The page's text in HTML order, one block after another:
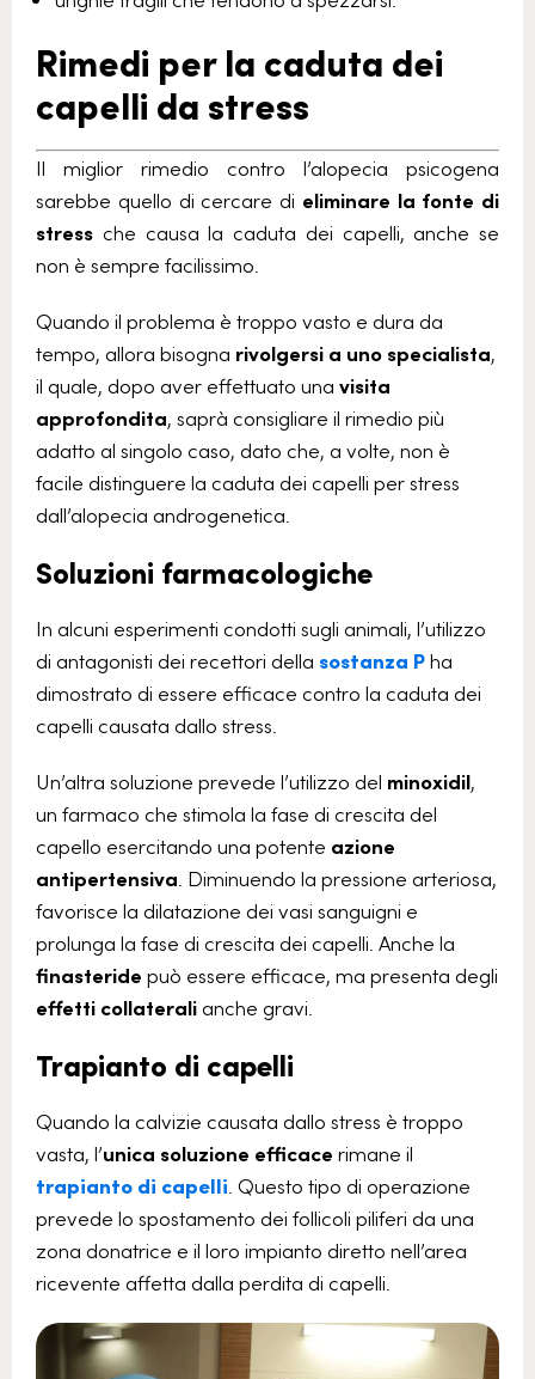
Rimedi per la caduta dei
capelli da stress
Il miglior rimedio contro l’alopecia psicogena
sarebbe quello di cercare di eliminare la fonte di
stress che causa la caduta dei capelli, anche se
non è sempre facilissimo.
Quando il problema è troppo vasto e dura da
tempo, allora bisogna rivolgersi a uno specialista,
il quale, dopo aver effettuato una visita
approfondita, saprà consigliare il rimedio più
adatto al singolo caso, dato che, a volte, non è
facile distinguere la caduta dei capelli per stress
dall’alopecia androgenetica.
Soluzioni farmacologiche
In alcuni esperimenti condotti sugli animali, l’utilizzo
di antagonisti dei recettori della sostanza Pha
dimostrato di essere efficace contro la caduta dei
capelli causata dallo stress.
Un’altra soluzione prevede l’utilizzo del minoxidil,
un farmaco che stimola la fase di crescita del
capello esercitando una potente azione
antipertensiva. Diminuendo la pressione arteriosa,
favorisce la dilatazione dei vasi sanguigni e
prolunga la fase di crescita dei capelli. Anche la
finasteride può essere efficace, ma presenta degli
effetti collateralianche gravi.
Trapianto di capelli
Quando la calvizie causata dallo stress è troppo
vasta, l’unica soluzione efficace rimane il
trapianto di capelli. Questo tipo di operazione
prevede lo spostamento dei follicoli piliferi da una
zona donatrice e il loro impianto diretto nell’area
ricevente affetta dalla perdita di capelli.